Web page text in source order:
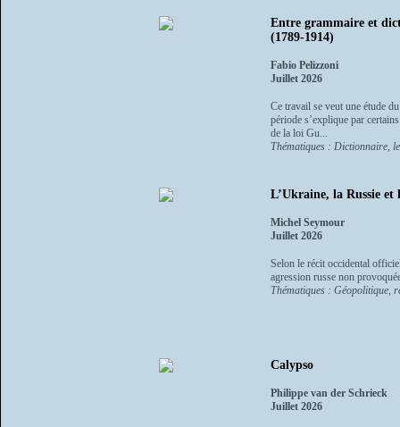
Entre grammaire et
(1789-1914)
Fabio Pelizzoni
Juillet 2026
Ce travail se veut une étude
période s’explique par
de la loi Gu...
Thématiques : Dictionnaire,
L’Ukraine, la Russie
Michel Seymour
Juillet 2026
Selon le récit occidental
agression russe non
Thématiques : Géopolitique,
Calypso
Philippe van der Schrieck
Juillet 2026